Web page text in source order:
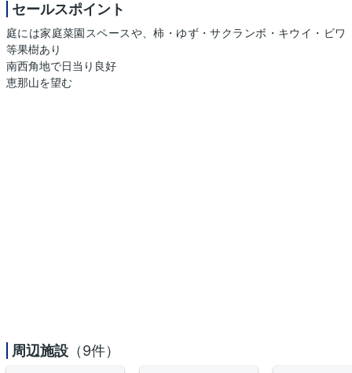
セールスポイント
庭には家庭菜園スペースや、柿・ゆず・サクランボ・キウイ・ビワ
等果樹あり
南西角地で日当り良好
恵那山を望む
周辺施設 （9件）